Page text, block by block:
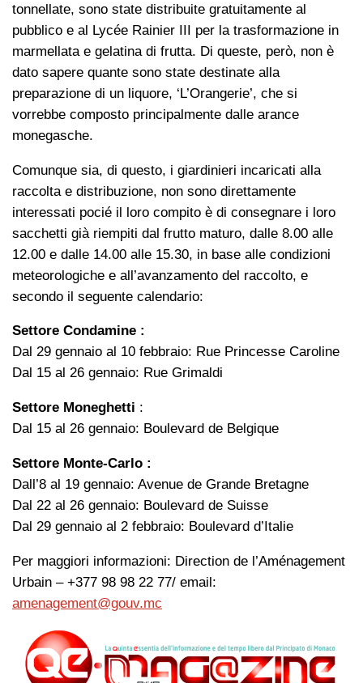
tonnellate, sono state distribuite gratuitamente al
pubblico e al Lycée Rainier III per la trasformazione in
marmellata e gelatina di frutta. Di queste, però, non è
dato sapere quante sono state destinate alla
preparazione di un liquore, ‘L’Orangerie’, che si
vorrebbe composto principalmente dalle arance
monegasche.
Comunque sia, di questo, i giardinieri incaricati alla
raccolta e distribuzione, non sono direttamente
interessati pocié il loro compito è di consegnare i loro
sacchetti già riempiti dal frutto maturo, dalle 8.00 alle
12.00 e dalle 14.00 alle 15.30, in base alle condizioni
meteorologiche e all’avanzamento del raccolto, e
secondo il seguente calendario:
Settore Condamine :
Dal 29 gennaio al 10 febbraio: Rue Princesse Caroline
Dal 15 al 26 gennaio: Rue Grimaldi
Settore Moneghetti :
Dal 15 al 26 gennaio: Boulevard de Belgique
Settore Monte-Carlo :
Dall’8 al 19 gennaio: Avenue de Grande Bretagne
Dal 22 al 26 gennaio: Boulevard de Suisse
Dal 29 gennaio al 2 febbraio: Boulevard d’Italie
Per maggiori informazioni: Direction de l’Aménagement
Urbain – +377 98 98 22 77/ email:
amenagement@gouv.mc